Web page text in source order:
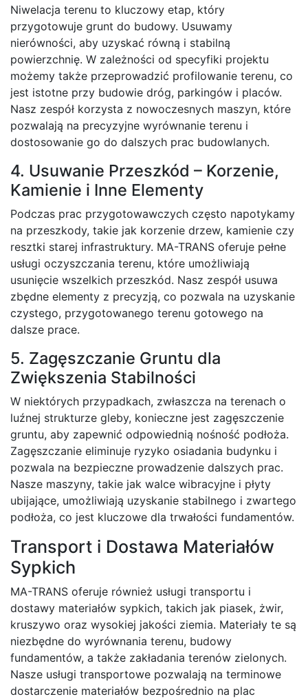
Niwelacja terenu to kluczowy etap, który
przygotowuje grunt do budowy. Usuwamy
nierówności, aby uzyskać równą i stabilną
powierzchnię. W zależności od specyfiki projektu
możemy także przeprowadzić profilowanie terenu, co
jest istotne przy budowie dróg, parkingów i placów.
Nasz zespół korzysta z nowoczesnych maszyn, które
pozwalają na precyzyjne wyrównanie terenu i
dostosowanie go do dalszych prac budowlanych.
4. Usuwanie Przeszkód – Korzenie,
Kamienie i Inne Elementy
Podczas prac przygotowawczych często napotykamy
na przeszkody, takie jak korzenie drzew, kamienie czy
resztki starej infrastruktury. MA-TRANS oferuje pełne
usługi oczyszczania terenu, które umożliwiają
usunięcie wszelkich przeszkód. Nasz zespół usuwa
zbędne elementy z precyzją, co pozwala na uzyskanie
czystego, przygotowanego terenu gotowego na
dalsze prace.
5. Zagęszczanie Gruntu dla
Zwiększenia Stabilności
W niektórych przypadkach, zwłaszcza na terenach o
luźnej strukturze gleby, konieczne jest zagęszczenie
gruntu, aby zapewnić odpowiednią nośność podłoża.
Zagęszczanie eliminuje ryzyko osiadania budynku i
pozwala na bezpieczne prowadzenie dalszych prac.
Nasze maszyny, takie jak walce wibracyjne i płyty
ubijające, umożliwiają uzyskanie stabilnego i zwartego
podłoża, co jest kluczowe dla trwałości fundamentów.
Transport i Dostawa Materiałów
Sypkich
MA-TRANS oferuje również usługi transportu i
dostawy materiałów sypkich, takich jak piasek, żwir,
kruszywo oraz wysokiej jakości ziemia. Materiały te są
niezbędne do wyrównania terenu, budowy
fundamentów, a także zakładania terenów zielonych.
Nasze usługi transportowe pozwalają na terminowe
dostarczenie materiałów bezpośrednio na plac